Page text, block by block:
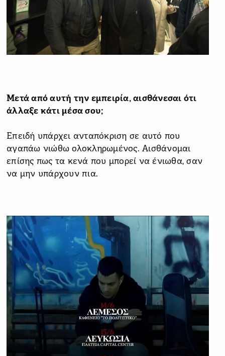
Μετά από αυτή την εμπειρία, αισθάνεσαι ότι
άλλαξε κάτι μέσα σου;
Επειδή υπάρχει ανταπόκριση σε αυτό που
αγαπάω νιώθω ολοκληρωμένος. Αισθάνομαι
επίσης πως τα κενά που μπορεί να ένιωθα, σαν
να μην υπάρχουν πια.